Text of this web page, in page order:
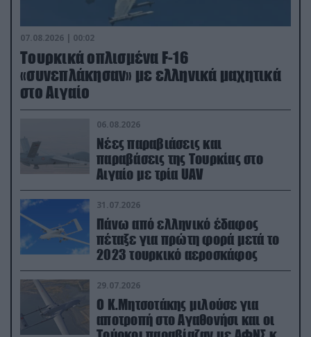
07.08.2026 | 00:02
Τουρκικά οπλισμένα F-16
«συνεπλάκησαν» με ελληνικά μαχητικά
στο Αιγαίο
06.08.2026
Νέες παραβιάσεις και
παραβάσεις της Τουρκίας στο
Αιγαίο με τρία UAV
31.07.2026
Πάνω από ελληνικό έδαφος
πέταξε για πρώτη φορά μετά το
2023 τουρκικό αεροσκάφος
29.07.2026
Ο Κ.Μητσοτάκης μιλούσε για
αποτροπή στο Αγαθονήσι και οι